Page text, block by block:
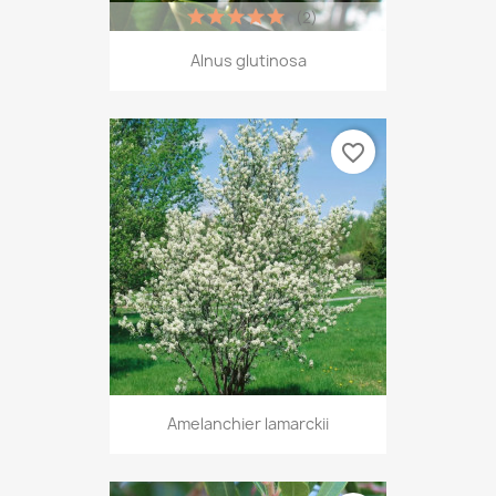
Alnus glutinosa
(2)
Amelanchier lamarckii
favorite_border